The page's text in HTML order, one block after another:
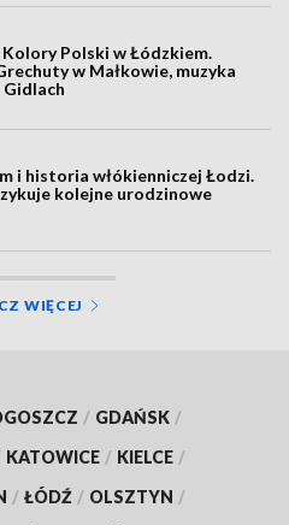
Polski w Łódzkiem.
w Małkowie, muzyka
Gidlach
i historia włókienniczej Łodzi.
kolejne urodzinowe
WIĘCEJ
/ GDAŃSK /
KATOWICE / KIELCE /
/ ŁÓDŹ / OLSZTYN /